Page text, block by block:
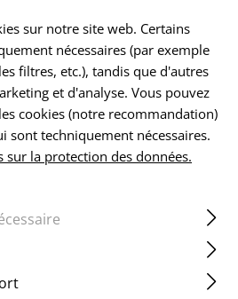
COUVRE-CHEFS BOONIES
sur notre site web. Certains
nécessaires (par exemple
filtres, etc.), tandis que d'autres
et d'analyse. Vous pouvez
cookies (notre recommandation)
sont techniquement nécessaires.
la protection des données.